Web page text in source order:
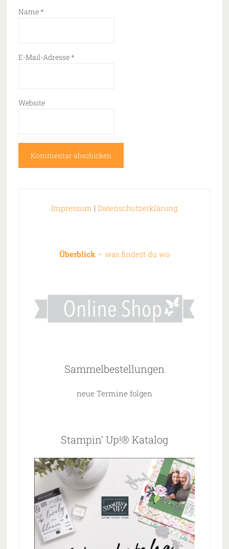
Name*
E-Mail-Adresse*
Website
Impressum |Datenschutzerklärung
Überblick– was findest du wo
Sammelbestellungen
neue Termine folgen
Stampin‘ Up!® Katalog